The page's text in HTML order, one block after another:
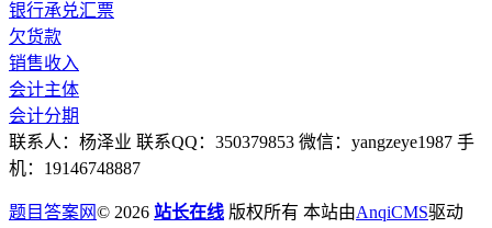
银行承兑汇票
欠货款
销售收入
会计主体
会计分期
联系人：杨泽业 联系QQ：350379853 微信：yangzeye1987 手
机：19146748887
题目答案网© 2026 站长在线 版权所有 本站由AnqiCMS驱动